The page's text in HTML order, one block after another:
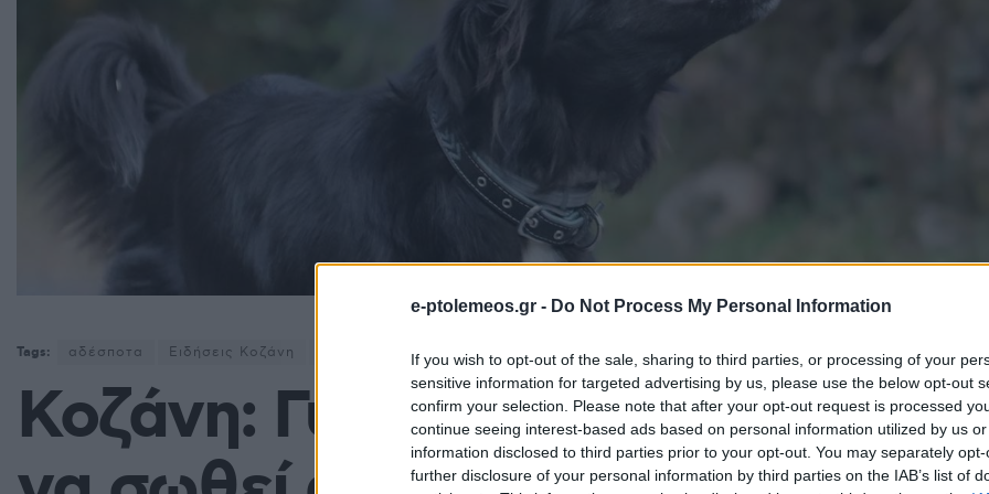
e-ptolemeos.gr - Do Not Process My Personal Information
If you wish to opt-out of the sale, sharing to third parties, or processing of your
sensitive information for targeted advertising by us, please use the below opt-out
confirm your selection. Please note that after your opt-out request is processed
continue seeing interest-based ads based on personal information utilized by us
information disclosed to third parties prior to your opt-out. You may separately
further disclosure of your personal information by third parties on the IAB’s list of
Tags: αδέσποτα Ειδήσεις Κοζάνη επίθεση σκύλου Κοζάνη Νέα Κοζάνη σκύλος
Κοζάνη: Γυναίκα πήδηξε φράχτη